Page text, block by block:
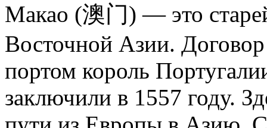
Макао (澳门) — это
Восточной Азии.
портом король
заключили в 1557 году.